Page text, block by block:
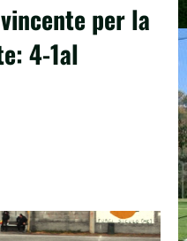
per la
4-1al